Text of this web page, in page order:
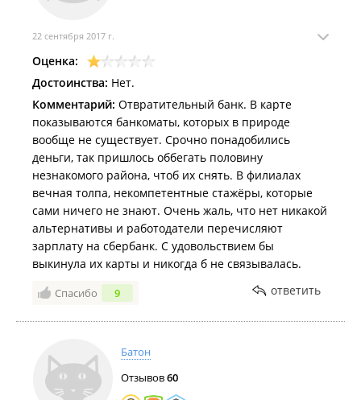
22 сентября 2017 г.
Оценка:
Достоинства: Нет.
Комментарий: Отвратительный банк. В карте
показываются банкоматы, которых в природе
вообще не существует. Срочно понадобились
деньги, так пришлось оббегать половину
незнакомого района, чтоб их снять. В филиалах
вечная толпа, некомпетентные стажёры, которые
сами ничего не знают. Очень жаль, что нет никакой
альтернативы и работодатели перечисляют
зарплату на сбербанк. С удовольствием бы
выкинула их карты и никогда б не связывалась.
Спасибо 9 ответить
Батон
Отзывов60